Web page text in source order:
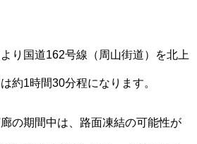
り国道162号線（周山街道）を北上
約1時間30分程になります。
の期間中は、路面凍結の可能性が